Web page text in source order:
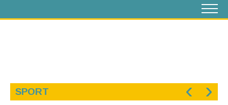
SPORT ‹ ›